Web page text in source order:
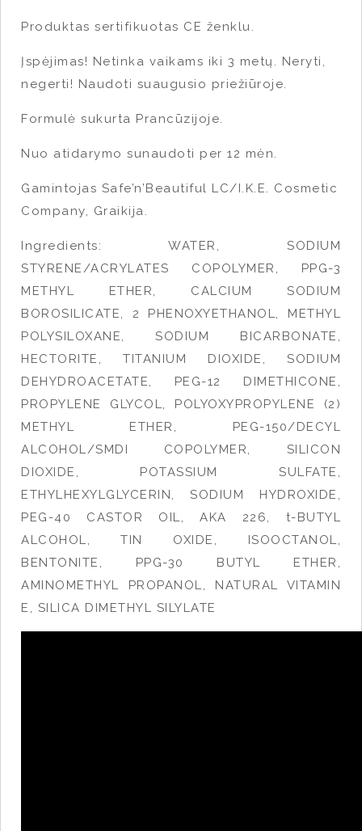
Produktas sertifikuotas CE ženklu.
Įspėjimas! Netinka vaikams iki 3 metų. Neryti,
negerti! Naudoti suaugusio priežiūroje.
Formulė sukurta Prancūzijoje.
Nuo atidarymo sunaudoti per 12 mėn.
Gamintojas Safe’n’Beautiful LC/I.K.E. Cosmetic
Company, Graikija.
Ingredients: WATER, SODIUM
STYRENE/ACRYLATES COPOLYMER, PPG-3
METHYL ETHER, CALCIUM SODIUM
BOROSILICATE, 2 PHENOXYETHANOL, METHYL
POLYSILOXANE, SODIUM BICARBONATE,
HECTORITE, TITANIUM DIOXIDE, SODIUM
DEHYDROACETATE, PEG-12 DIMETHICONE,
PROPYLENE GLYCOL, POLYOXYPROPYLENE (2)
METHYL ETHER, PEG-150/DECYL
ALCOHOL/SMDI COPOLYMER, SILICON
DIOXIDE, POTASSIUM SULFATE,
ETHYLHEXYLGLYCERIN, SODIUM HYDROXIDE,
PEG-40 CASTOR OIL, AKA 226, t-BUTYL
ALCOHOL, TIN OXIDE, ISOOCTANOL,
BENTONITE, PPG-30 BUTYL ETHER,
AMINOMETHYL PROPANOL, NATURAL VITAMIN
E, SILICA DIMETHYL SILYLATE